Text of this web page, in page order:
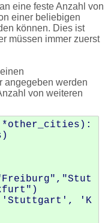
eine feste Anzahl von
einer beliebigen
können. Dies ist
müssen immer zuerst
angegeben werden
von weiteren
'K